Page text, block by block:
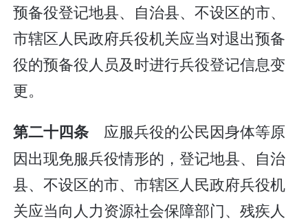
预备役登记地县、自治县、不设区的市、
市辖区人民政府兵役机关应当对退出预备
役的预备役人员及时进行兵役登记信息变
更。
第二十四条 应服兵役的公民因身体等原
因出现免服兵役情形的，登记地县、自治
县、不设区的市、市辖区人民政府兵役机
关应当向人力资源社会保障部门、残疾人